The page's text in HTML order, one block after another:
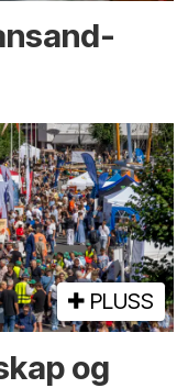
PLUSS
og